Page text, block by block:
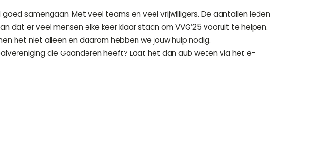
samengaan. Met veel teams en veel vrijwilligers. De aantallen leden
dat er veel mensen elke keer klaar staan om VVG’25 vooruit te helpen.
het niet alleen en daarom hebben we jouw hulp nodig.
die Gaanderen heeft? Laat het dan aub weten via het e-